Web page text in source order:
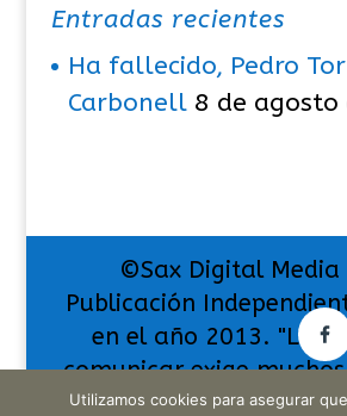
Entradas recientes
Ha fallecido, Pedro
Carbonell 8 de agosto
©Sax Digital Media
Publicación
en el año 2013. "La
comunicar exige
pero también da
Utilizamos cookies para asegurar